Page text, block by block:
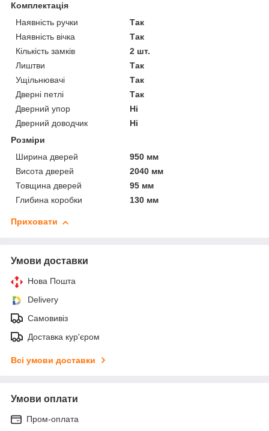
Комплектація
Наявність ручки
Так
Наявність вічка
Так
Кількість замків
2 шт.
Лиштви
Так
Ущільнювачі
Так
Дверні петлі
Так
Дверний упор
Ні
Дверний доводчик
Ні
Розміри
Ширина дверей
950 мм
Висота дверей
2040 мм
Товщина дверей
95 мм
Глибина коробки
130 мм
Приховати
Умови доставки
Нова Пошта
Delivery
Самовивіз
Доставка кур'єром
Всі умови доставки
Умови оплати
Пром-оплата